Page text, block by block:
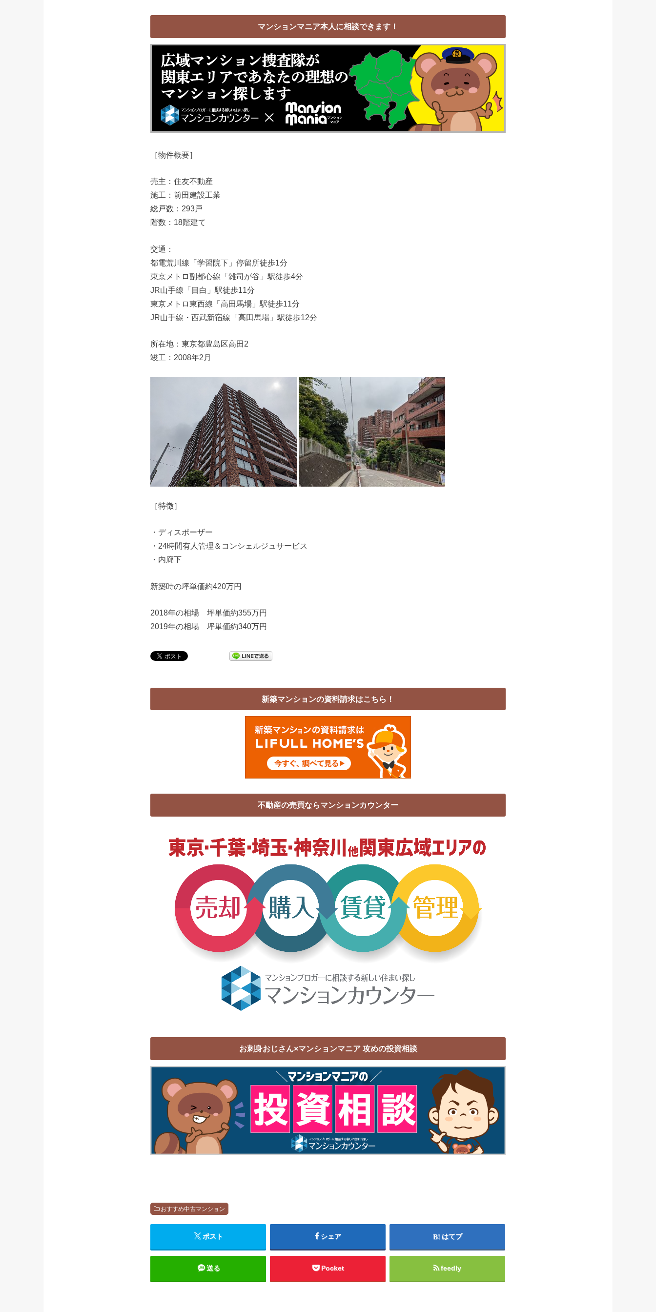
マンションマニア本人に相談できます！
［物件概要］
売主：住友不動産
施工：前田建設工業
総戸数：293戸
階数：18階建て
交通：
都電荒川線「学習院下」停留所徒歩1分
東京メトロ副都心線「雑司が谷」駅徒歩4分
JR山手線「目白」駅徒歩11分
東京メトロ東西線「高田馬場」駅徒歩11分
JR山手線・西武新宿線「高田馬場」駅徒歩12分
所在地：東京都豊島区高田2
竣工：2008年2月
［特徴］
・ディスポーザー
・24時間有人管理＆コンシェルジュサービス
・内廊下
新築時の坪単価約420万円
2018年の相場 坪単価約355万円
2019年の相場 坪単価約340万円
新築マンションの資料請求はこちら！
不動産の売買ならマンションカウンター
お刺身おじさん×マンションマニア 攻めの投資相談
おすすめ中古マンション
ポスト シェア はてブ
送る Pocket feedly